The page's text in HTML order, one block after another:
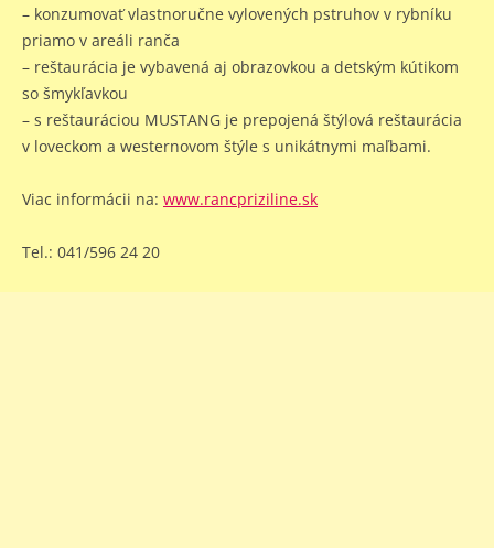
– konzumovať vlastnoručne vylovených pstruhov v rybníku
priamo v areáli ranča
– reštaurácia je vybavená aj obrazovkou a detským kútikom
so šmykľavkou
– s reštauráciou MUSTANG je prepojená štýlová reštaurácia
v loveckom a westernovom štýle s unikátnymi maľbami.
Viac informácii na: www.rancpriziline.sk
Tel.: 041/596 24 20